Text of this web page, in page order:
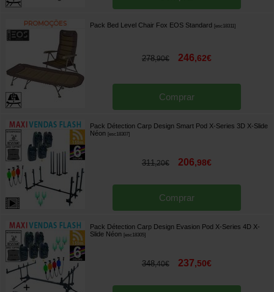
Pack Bed Level Chair Fox EOS Standard [esc18311]
278,90€ 246,62€
Comprar
Pack Détection Carp Design Smart Pod X-Series 3D X-Slide
Néon [esc18307]
311,20€ 206,98€
Comprar
Pack Détection Carp Design Evasion Pod X-Series 4D X-
Slide Néon [esc18305]
348,40€ 237,50€